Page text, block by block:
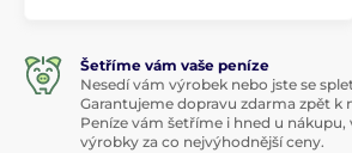
Šetříme vám vaše peníze
Nesedí vám výrobek nebo jste se
Garantujeme dopravu zdarma zpět k
Peníze vám šetříme i hned u nákupu,
výrobky za co nejvýhodnější ceny.